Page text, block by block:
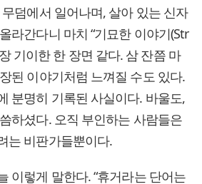
덤에서 일어나며, 살아 있는 신자
라간다니 마치 “기묘한 이야기(Str
기이한 한 장면 같다. 삼 잔쯤 마
된 이야기처럼 느껴질 수도 있다.
분명히 기록된 사실이다. 바울도,
하셨다. 오직 부인하는 사람들은
는 비판가들뿐이다.
이렇게 말한다. “휴거라는 단어는